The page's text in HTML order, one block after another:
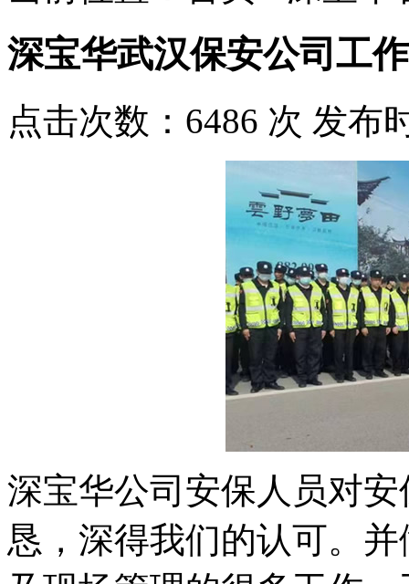
深宝华武汉保安公司工
点击次数：6486 次 发布
深宝华公司安保人员对
恳，深得我们的认可。